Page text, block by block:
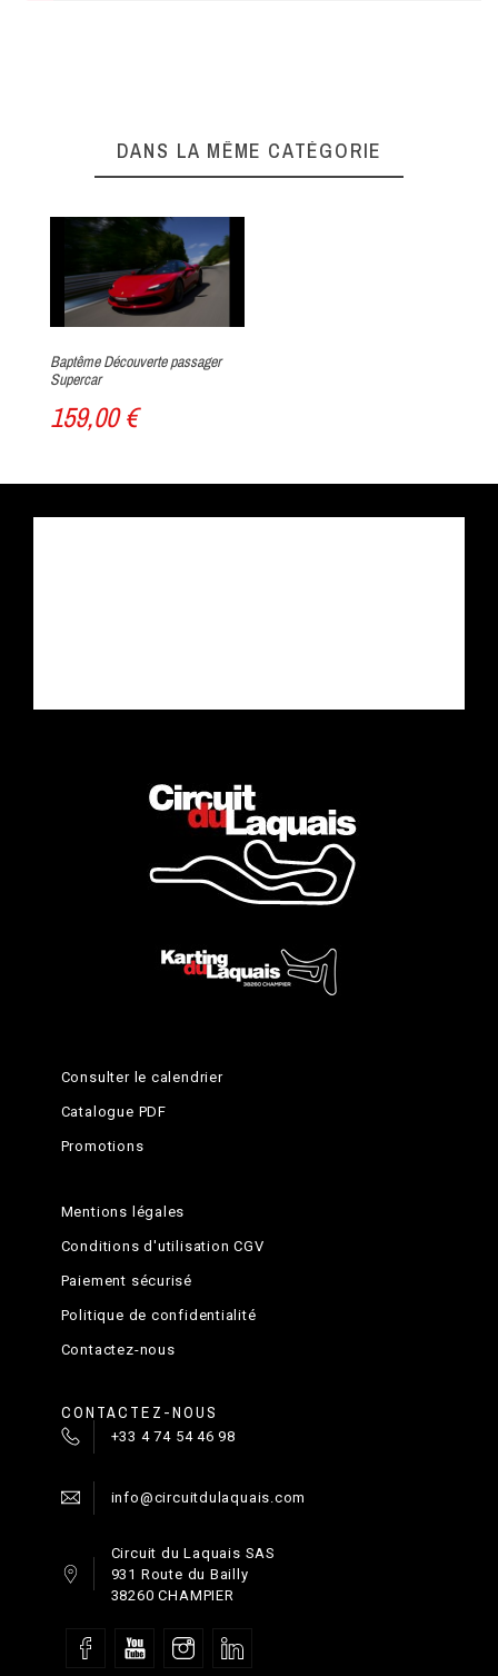
DANS LA MÊME CATÉGORIE
Baptême Découverte passager
Supercar
159,00 €
Consulter le calendrier
Catalogue PDF
Promotions
Mentions légales
Conditions d'utilisation CGV
Paiement sécurisé
Politique de confidentialité
Contactez-nous
CONTACTEZ-NOUS
+33 4 74 54 46 98
info@circuitdulaquais.com
Circuit du Laquais SAS
931 Route du Bailly
38260 CHAMPIER